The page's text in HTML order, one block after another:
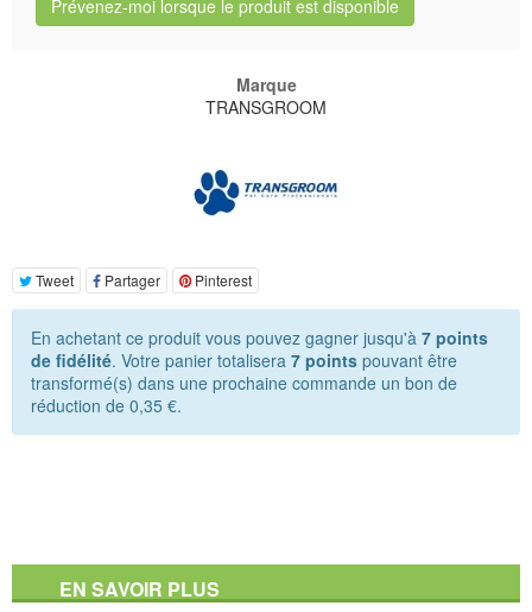
Prévenez-moi lorsque le produit est disponible
Marque
TRANSGROOM
Tweet Partager Pinterest
En achetant ce produit vous pouvez gagner jusqu'à 7 points
de fidélité. Votre panier totalisera 7 points pouvant être
transformé(s) dans une prochaine commande un bon de
réduction de 0,35 €.
EN SAVOIR PLUS